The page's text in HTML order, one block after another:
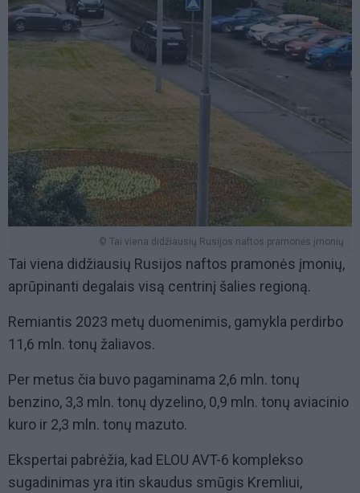
© Tai viena didžiausių Rusijos naftos pramonės įmonių
Tai viena didžiausių Rusijos naftos pramonės įmonių,
aprūpinanti degalais visą centrinį šalies regioną.
Remiantis 2023 metų duomenimis, gamykla perdirbo
11,6 mln. tonų žaliavos.
Per metus čia buvo pagaminama 2,6 mln. tonų
benzino, 3,3 mln. tonų dyzelino, 0,9 mln. tonų aviacinio
kuro ir 2,3 mln. tonų mazuto.
Ekspertai pabrėžia, kad ELOU AVT-6 komplekso
sugadinimas yra itin skaudus smūgis Kremliui,